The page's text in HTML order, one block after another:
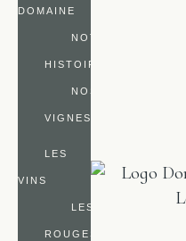
DOMAINE
NOTRE
HISTOIRE
NOS
VIGNES
LES
VINS
LES
ROUGES